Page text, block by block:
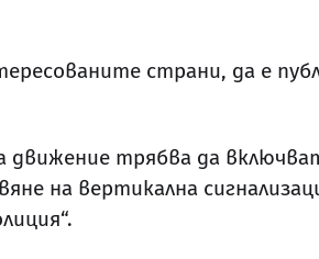
страни, да е
движение трябва да
на вертикална